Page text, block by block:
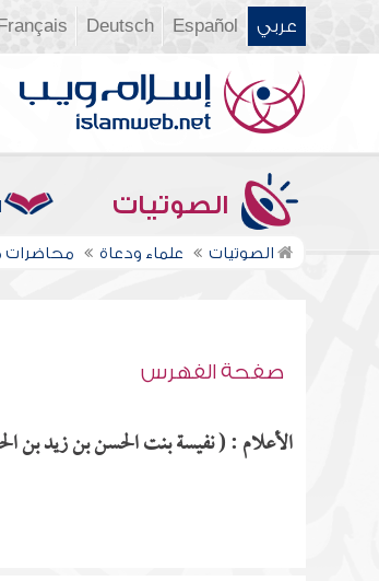
عربي Español
Deutsch
Français
الصوتيات
الصوتيات علماء ودعاة محاضرات
صفحة الفهرس
الأعلام : ( نفيسة بنت الحسن بن زيد بن